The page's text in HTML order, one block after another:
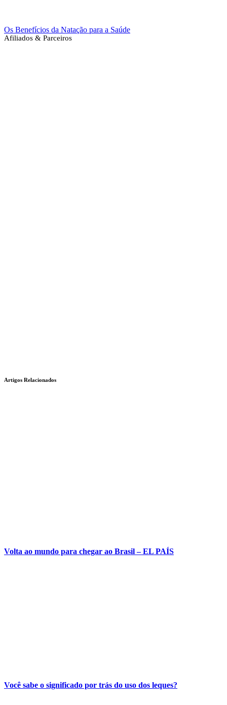
Os Benefícios da Natação para a Saúde
Afiliados & Parceiros
Artigos Relacionados
Volta ao mundo para chegar ao Brasil – EL PAÍS
Você sabe o significado por trás do uso dos leques?